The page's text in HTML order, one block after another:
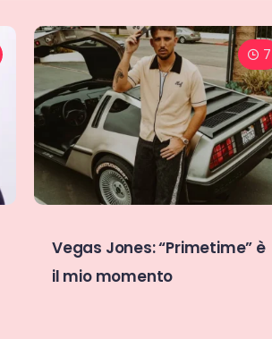
5
Abbiamo intervistato Mimì
ed è più pronta che mai a